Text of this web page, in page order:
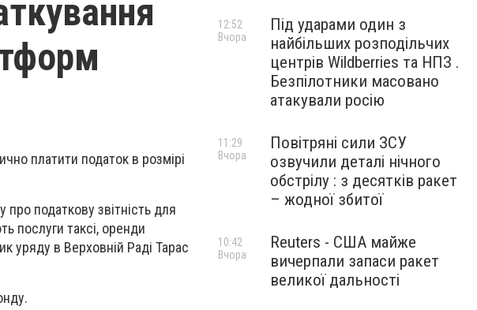
платити податок в розмірі
про податкову звітність для
послуги таксі, оренди
уряду в Верховній Раді Тарас
Під ударами один з
найбільших розподільчих
центрів Wildberries та НПЗ .
Безпілотники масовано
атакували росію
12:52
Вчора
Повітряні сили ЗСУ
озвучили деталі нічного
обстрілу : з десятків ракет
– жодної збитої
11:29
Вчора
Reuters - США майже
вичерпали запаси ракет
великої дальності
10:42
Вчора